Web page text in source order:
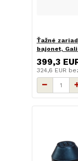
Ťažné
bajonet,
399,3
324,6 EUR